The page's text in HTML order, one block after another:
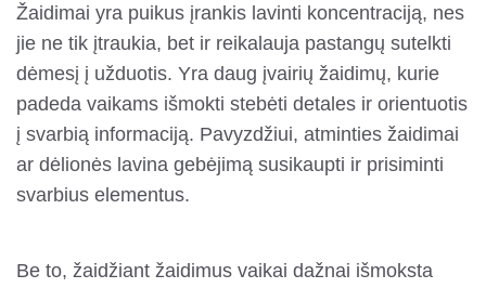
Žaidimai yra puikus įrankis lavinti koncentraciją, nes
jie ne tik įtraukia, bet ir reikalauja pastangų sutelkti
dėmesį į užduotis. Yra daug įvairių žaidimų, kurie
padeda vaikams išmokti stebėti detales ir orientuotis
į svarbią informaciją. Pavyzdžiui, atminties žaidimai
ar dėlionės lavina gebėjimą susikaupti ir prisiminti
svarbius elementus.
Be to, žaidžiant žaidimus vaikai dažnai išmoksta